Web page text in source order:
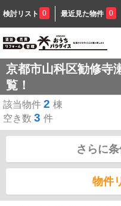
検討リスト 0 最近見た物件 0
京都市山科区勧修寺
覧！
該当物件 2 棟
空き数 3 件
さらに
物件